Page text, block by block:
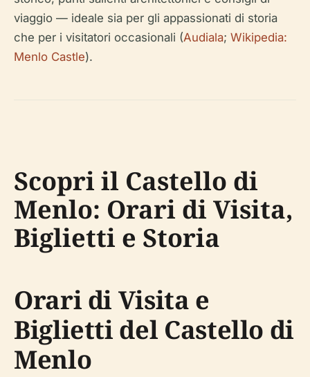
viaggio — ideale sia per gli appassionati di storia
che per i visitatori occasionali (Audiala; Wikipedia:
Menlo Castle).
Scopri il Castello di
Menlo: Orari di Visita,
Biglietti e Storia
Orari di Visita e
Biglietti del Castello di
Menlo